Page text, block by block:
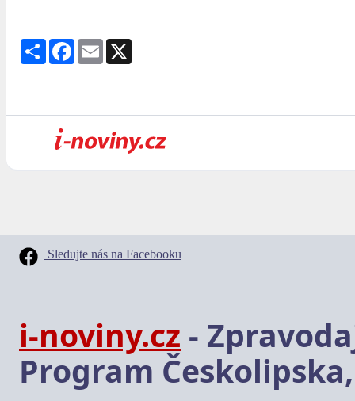
Share Facebook
Email
Sledujte nás na Facebooku
i-noviny.cz -
Program